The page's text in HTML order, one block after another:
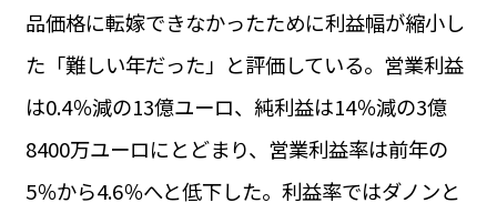
品価格に転嫁できなかったために利益幅が縮小し
た「難しい年だった」と評価している。営業利益
は0.4％減の13億ユーロ、純利益は14％減の3億
8400万ユーロにとどまり、営業利益率は前年の
5％から4.6％へと低下した。利益率ではダノンと